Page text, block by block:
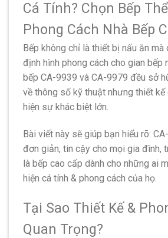
Cá Tính? Chọn Bếp
Phong Cách Nhà Bếp
Bếp không chỉ là thiết bị nấu ăn mà
định hình phong cách cho gian bếp
bếp CA-9939 và CA-9979 đều sở
về thông số kỹ thuật nhưng thiết
hiện sự khác biệt lớn.
Bài viết này sẽ giúp bạn hiểu rõ:
đơn giản, tin cậy cho mọi gia đình,
là bếp cao cấp dành cho những ai
hiện cá tính & phong cách của họ.
Tại Sao Thiết Kế &
Quan Trọng?